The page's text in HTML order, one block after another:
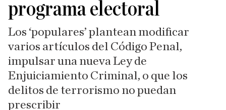
programa electoral
Los ‘populares’ plantean modificar
varios artículos del Código Penal,
impulsar una nueva Ley de
Enjuiciamiento Criminal, o que los
delitos de terrorismo no puedan
prescribir